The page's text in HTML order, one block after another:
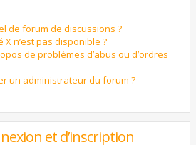
de forum de discussions ?
n’est pas disponible ?
de problèmes d’abus ou d’ordres
un administrateur du forum ?
et d’inscription